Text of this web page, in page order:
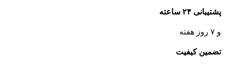
پشتیبانی ۲۴ ساعته
و ۷ روز هفته
تضمین کیفیت